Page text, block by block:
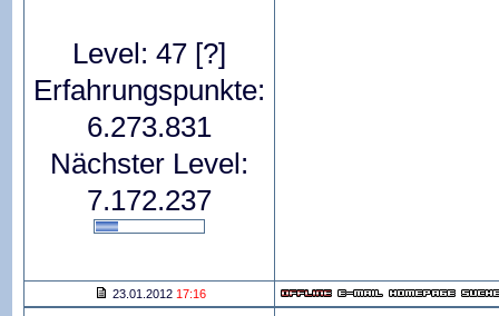
Level: 47 [?]
Erfahrungspunkte:
6.273.831
Nächster Level:
7.172.237
23.01.2012 17:16